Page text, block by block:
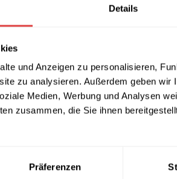
Details
und Anzeigen zu personalisieren,
zu analysieren. Außerdem geben
Medien, Werbung und Analysen
zusammen, die Sie ihnen
Präferenzen
als stabile Ablageflächen und
problemlos unter
optimieren.
extrem pflegeleicht,
Kunststoff lässt sich mühelos
wechselbare Türdichtung sowie eine